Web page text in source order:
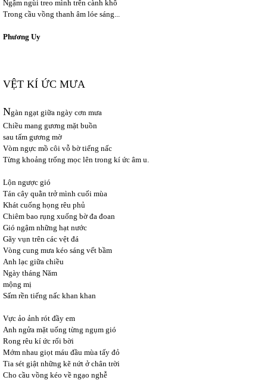
Ngậm ngùi treo mình trên cành khô
Trong cầu vồng thanh âm lóe sáng...
Phương Uy
VỆT KÍ ỨC MƯA
Ngàn ngạt giữa ngày cơn mưa
Chiều mang gương mặt buồn
sau tấm gương mờ
Vòm ngực mồ côi vỗ bờ tiếng nấc
Từng khoảng trống mọc lên trong kí ức âm u.
Lộn ngược gió
Tán cây quằn trở mình cuối mùa
Khát cuống họng rêu phủ
Chiêm bao rụng xuống bờ đa đoan
Gió ngậm những hạt nước
Gãy vụn trên các vệt đá
Vòng cung mưa kéo sáng vết bầm
Anh lạc giữa chiều
Ngày tháng Năm
mộng mị
Sấm rền tiếng nấc khan khan
Vực ảo ảnh rót đầy em
Anh ngửa mặt uống từng ngụm gió
Rong rêu kí ức rối bời
Mớm nhau giọt máu đầu mùa tấy đỏ
Tia sét giật những kẽ nứt ở chân trời
Cho cầu vồng kéo về ngạo nghễ